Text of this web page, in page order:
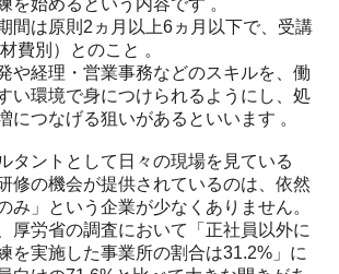
間は原則2ヵ月以上6ヵ月以下で、受講
費別）とのこと 。
や経理・営業事務などのスキルを、働
い環境で身につけられるようにし、処
につなげる狙いがあるといいます 。
タントとして日々の現場を見ている
修の機会が提供されているのは、依然
み」という企業が少なくありません。
厚労省の調査において「正社員以外に
を実施した事業所の割合は31.2%」に